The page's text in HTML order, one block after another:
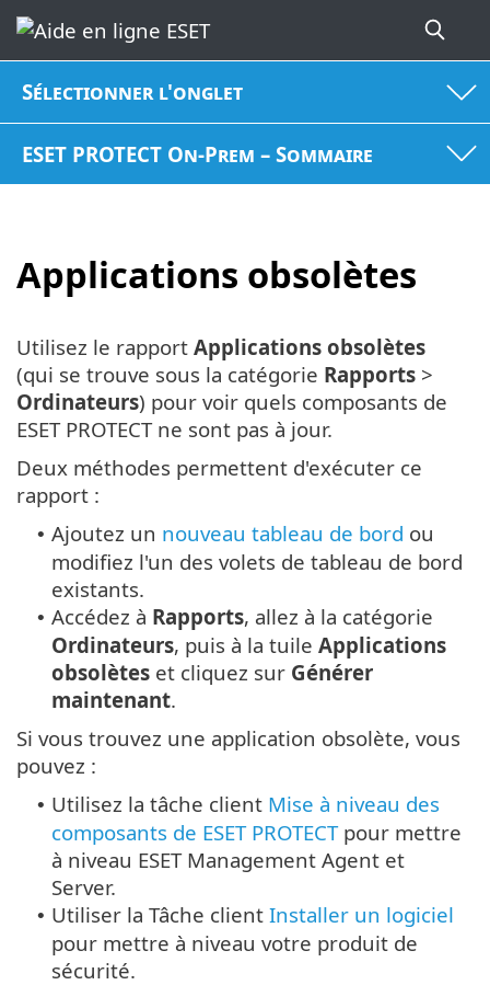
Sélectionner l'onglet
ESET PROTECT On-Prem – Sommaire
Applications obsolètes
Utilisez le rapport Applications obsolètes
(qui se trouve sous la catégorie Rapports >
Ordinateurs) pour voir quels composants de
ESET PROTECT ne sont pas à jour.
Deux méthodes permettent d'exécuter ce
rapport :
• Ajoutez un nouveau tableau de bord ou
modifiez l'un des volets de tableau de bord
existants.
• Accédez à Rapports, allez à la catégorie
Ordinateurs, puis à la tuile Applications
obsolètes et cliquez sur Générer
maintenant.
Si vous trouvez une application obsolète, vous
pouvez :
• Utilisez la tâche client Mise à niveau des
composants de ESET PROTECTpour mettre
à niveau ESET Management Agent et
Server.
• Utiliser la Tâche client Installer un logiciel
pour mettre à niveau votre produit de
sécurité.